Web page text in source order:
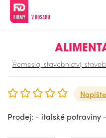
Řemesla, stavebnictví,
Prodej: - italské potraviny